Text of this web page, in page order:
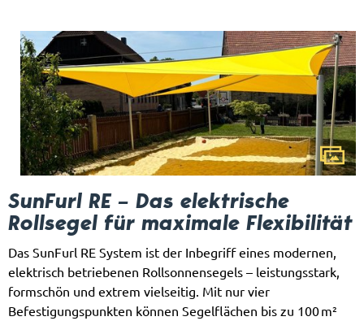
SunFurl RE – Das elektrische
Rollsegel für maximale Flexibilität
Das SunFurl RE System ist der Inbegriff eines modernen,
elektrisch betriebenen Rollsonnensegels – leistungsstark,
formschön und extrem vielseitig. Mit nur vier
Befestigungspunkten können Segelflächen bis zu 100 m²